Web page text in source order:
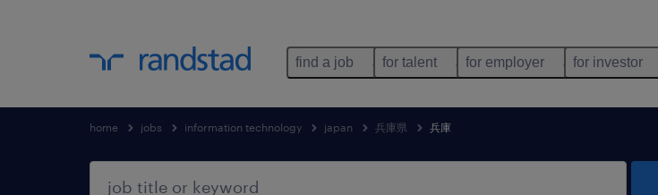
find a job for talent for employer for investor
home jobs information technology japan 兵庫県 兵庫